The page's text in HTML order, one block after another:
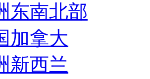
东南北部
加拿大
新西兰